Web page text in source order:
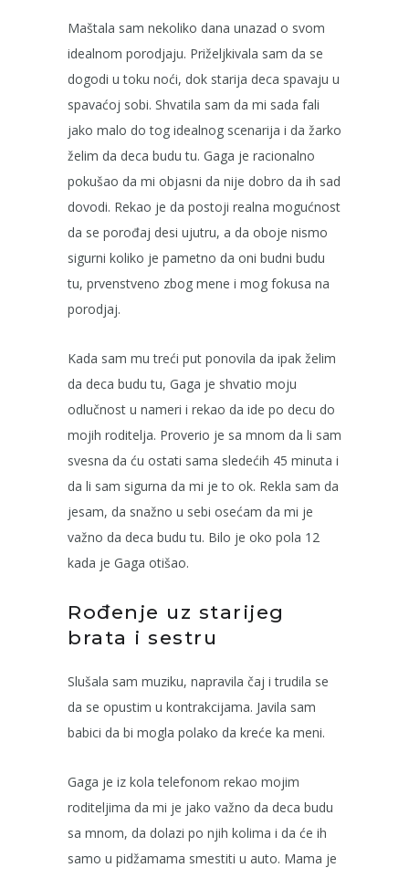
Maštala sam nekoliko dana unazad o svom
idealnom porodjaju. Priželjkivala sam da se
dogodi u toku noći, dok starija deca spavaju u
spavaćoj sobi. Shvatila sam da mi sada fali
jako malo do tog idealnog scenarija i da žarko
želim da deca budu tu. Gaga je racionalno
pokušao da mi objasni da nije dobro da ih sad
dovodi. Rekao je da postoji realna mogućnost
da se porođaj desi ujutru, a da oboje nismo
sigurni koliko je pametno da oni budni budu
tu, prvenstveno zbog mene i mog fokusa na
porodjaj.
Kada sam mu treći put ponovila da ipak želim
da deca budu tu, Gaga je shvatio moju
odlučnost u nameri i rekao da ide po decu do
mojih roditelja. Proverio je sa mnom da li sam
svesna da ću ostati sama sledećih 45 minuta i
da li sam sigurna da mi je to ok. Rekla sam da
jesam, da snažno u sebi osećam da mi je
važno da deca budu tu. Bilo je oko pola 12
kada je Gaga otišao.
Rođenje uz starijeg
brata i sestru
Slušala sam muziku, napravila čaj i trudila se
da se opustim u kontrakcijama. Javila sam
babici da bi mogla polako da kreće ka meni.
Gaga je iz kola telefonom rekao mojim
roditeljima da mi je jako važno da deca budu
sa mnom, da dolazi po njih kolima i da će ih
samo u pidžamama smestiti u auto. Mama je